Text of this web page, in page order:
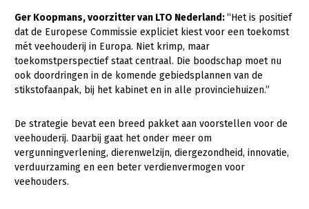
Mens, ondernemerschap en onderwijs
Internationaal
Sectoren
Biologische Landbouw
Geitenhouderij
Kalverhouderij
Ger Koopmans, voorzitter van LTO Nederland:“Het is positief
dat de Europese Commissie expliciet kiest voor een toekomst
mét veehouderij in Europa. Niet krimp, maar
toekomstperspectief staat centraal. Die boodschap moet nu
ook doordringen in de komende gebiedsplannen van de
stikstofaanpak, bij het kabinet en in alle provinciehuizen.”
De strategie bevat een breed pakket aan voorstellen voor de
veehouderij. Daarbij gaat het onder meer om
vergunningverlening, dierenwelzijn, diergezondheid, innovatie,
verduurzaming en een beter verdienvermogen voor
veehouders.